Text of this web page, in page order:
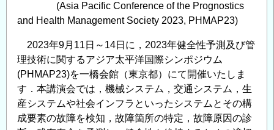
(Asia Pacific Conference of the Prognostics
and Health Management Society 2023, PHMAP23)
2023年9月11日～14日に，2023年健全性予測及び管
理技術に関するアジア太平洋国際シンポジウム
(PHMAP23)を一橋会館（東京都）にて開催いたしま
す．本講演会では，機械システム，交通システム，生
産システムや社会インフラといったシステムとその構
成要素の故障を検知，故障箇所の特定，故障原因の診